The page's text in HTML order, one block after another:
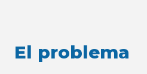
El problema